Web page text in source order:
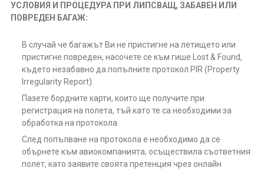
УСЛОВИЯ И ПРОЦЕДУРА ПРИ ЛИПСВАЩ, ЗАБАВЕН ИЛИ
ПОВРЕДЕН БАГАЖ:
В случай че багажът Ви не пристигне на летището или
пристигне повреден, насочете се към гише Lost & Found,
където незабавно да попълните протокол PIR (Property
Irregularity Report).
Пазете бордните карти, които ще получите при
регистрация на полета, тъй като те са необходими за
обработка на протокола.
След попълване на протокола е необходимо да се
обърнете към авиокомпанията, осъществила съответния
полет, като заявите своята претенция чрез онлайн